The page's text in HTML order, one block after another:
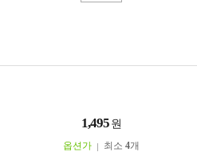
1,495 원
옵션가 최소 4개